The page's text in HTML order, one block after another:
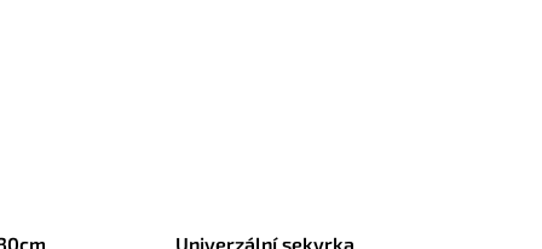
Univerzální sekyrka